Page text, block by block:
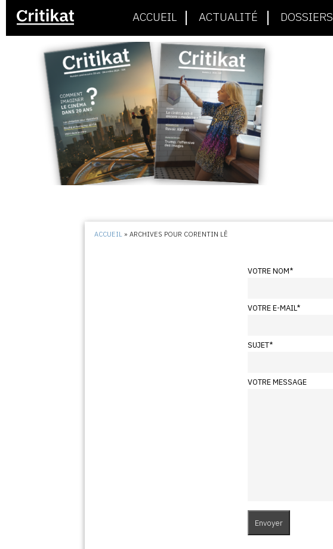
ACCUEIL ACTUALITÉ DOSSIERS
ACCUEIL »ARCHIVES POUR CORENTIN LÊ
VOTRE NOM*
VOTRE E-MAIL*
SUJET*
VOTRE MESSAGE